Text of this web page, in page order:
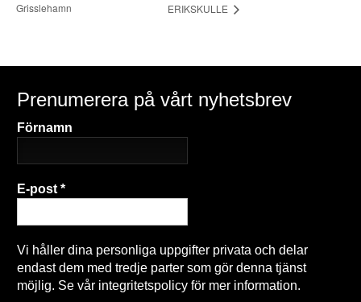
Grisslehamn
ERIKSKULLE
Prenumerera på vårt nyhetsbrev
Förnamn
E-post*
Vi håller dina personliga uppgifter privata och delar
endast dem med tredje parter som gör denna tjänst
möjlig. Se vår integritetspolicy för mer information.